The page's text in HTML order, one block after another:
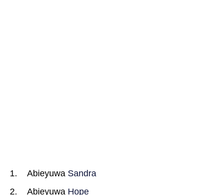
Abieyuwa Sandra
Abieyuwa Hope